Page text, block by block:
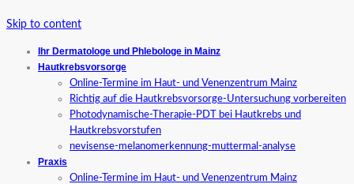
Skip to content
Ihr Dermatologe und Phlebologe in Mainz
Hautkrebsvorsorge
Online-Termine im Haut- und Venenzentrum Mainz
Richtig auf die Hautkrebsvorsorge-Untersuchung vorbereiten
Photodynamische-Therapie-PDT bei Hautkrebs und
Hautkrebsvorstufen
nevisense-melanomerkennung-muttermal-analyse
Praxis
Online-Termine im Haut- und Venenzentrum Mainz